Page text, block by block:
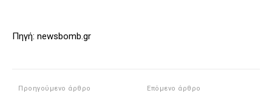
Πηγή: newsbomb.gr
Προηγούμενο άρθρο Επόμενο άρθρο